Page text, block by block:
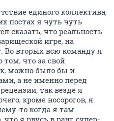
единого коллектива,
постах я чуть чуть
сказать, что реальность
игре, на
Во вторых всю команду я
том, что за свой
можно было бы и
а не именно перед
так везде я
кроме носорогов, я
то когда я там
я рвусь в ранг супер-